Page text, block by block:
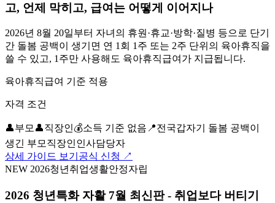
고, 언제 막히고, 급여는 어떻게 이어지나
2026년 8월 20일부터 자녀의 휴원·휴교·방학·질병 등으로 단기
간 돌봄 공백이 생기면 연 1회 1주 또는 2주 단위의 육아휴직을
쓸 수 있고, 1주만 사용해도 육아휴직급여가 지급됩니다.
육아휴직급여 기준 적용
자격 조건
👤부모 👤직장인💰소득 기준 없음 📍전국갑자기 돌봄 공백이
생긴 부모 직장인인사담당자
상세 가이드 보기 공식 신청 ↗
NEW 2026청년 취업생활안정자립
2026 청년특화 자활 7월 최신판 - 취업보다 버티기